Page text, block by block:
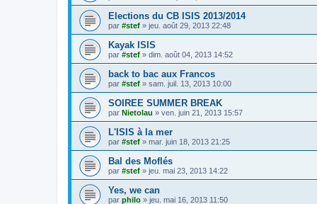
Elections du CB ISIS 2013/2014
par #stef » jeu. août 29, 2013 22:48
Kayak ISIS
par #stef » dim. août 04, 2013 14:52
back to bac aux Francos
par #stef » sam. juil. 13, 2013 10:00
SOIREE SUMMER BREAK
par Nietolau » ven. juin 21, 2013 15:57
L'ISIS à la mer
par #stef » mar. juin 18, 2013 21:25
Bal des Moflés
par #stef » jeu. mai 23, 2013 14:22
Yes, we can
par philo » jeu. mai 16, 2013 11:50